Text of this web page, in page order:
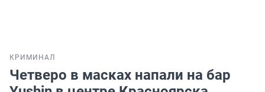
КРИМИНАЛ
Четверо в масках напали на бар